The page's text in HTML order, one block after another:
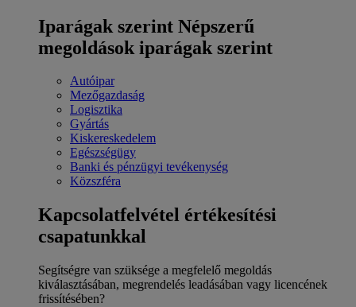
Iparágak szerint Népszerű
megoldások iparágak szerint
Autóipar
Mezőgazdaság
Logisztika
Gyártás
Kiskereskedelem
Egészségügy
Banki és pénzügyi tevékenység
Közszféra
Kapcsolatfelvétel értékesítési
csapatunkkal
Segítségre van szüksége a megfelelő megoldás
kiválasztásában, megrendelés leadásában vagy licencének
frissítésében?